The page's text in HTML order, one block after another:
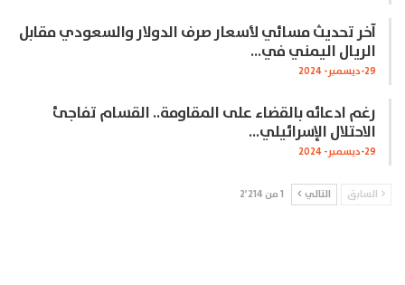
آخر تحديث مسائي لأسعار صرف الدولار والسعودي مقابل
الريال اليمني في…
29-ديسمبر- 2024
رغم ادعائه بالقضاء على المقاومة.. القسام تفاجئ
الاحتلال الإسرائيلي…
29-ديسمبر- 2024
السابق التالي 1 من 2٬214